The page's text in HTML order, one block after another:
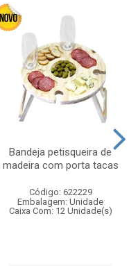
Bandeja petisqueira de
madeira com porta tacas
Código: 622229
Embalagem: Unidade
Caixa Com: 12 Unidade(s)